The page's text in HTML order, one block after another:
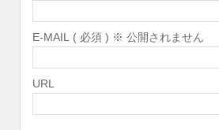
E-MAIL ( 必須 ) ※ 公開されません
URL